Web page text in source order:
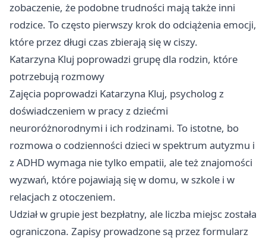
zobaczenie, że podobne trudności mają także inni
rodzice. To często pierwszy krok do odciążenia emocji,
które przez długi czas zbierają się w ciszy.
Katarzyna Kluj poprowadzi grupę dla rodzin, które
potrzebują rozmowy
Zajęcia poprowadzi Katarzyna Kluj, psycholog z
doświadczeniem w pracy z dziećmi
neuroróżnorodnymi i ich rodzinami. To istotne, bo
rozmowa o codzienności dzieci w spektrum autyzmu i
z ADHD wymaga nie tylko empatii, ale też znajomości
wyzwań, które pojawiają się w domu, w szkole i w
relacjach z otoczeniem.
Udział w grupie jest bezpłatny, ale liczba miejsc została
ograniczona. Zapisy prowadzone są przez formularz